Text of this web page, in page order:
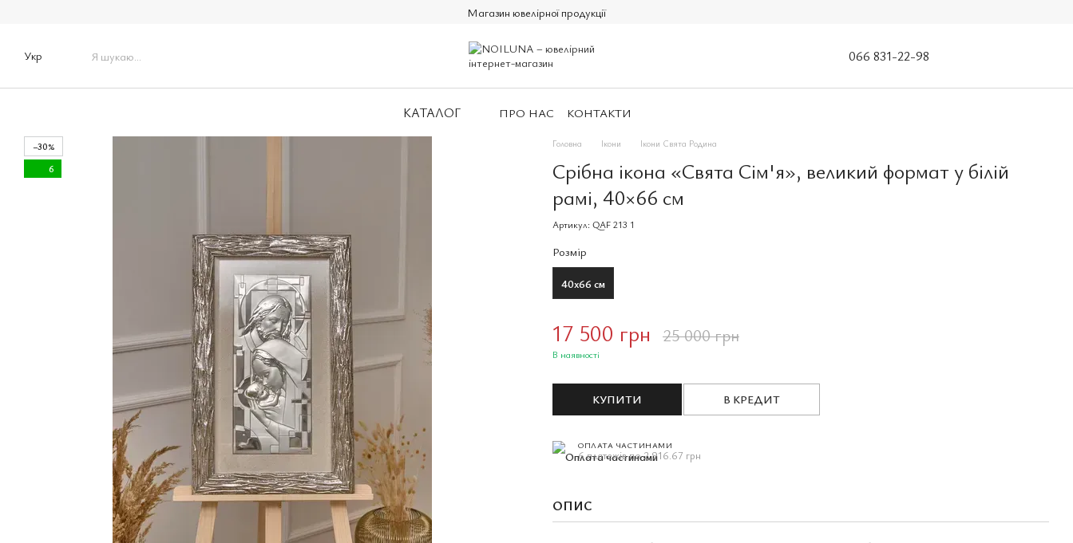
Магазин ювелірної продукції
Укр 066 831-22-98
КАТАЛОГ ПРО НАС КОНТАКТИ
−30%
6
Головна Ікони Ікони Свята Родина
Срібна ікона «Свята Сім'я», великий формат у білій
рамі, 40×66 см
Артикул: QAF 213 1
Розмір
40х66 см
17 500 грн 25 000 грн
В наявності
КУПИТИ В КРЕДИТ
ОПЛАТА ЧАСТИНАМИ
6 платежів по 2 916.67 грн
ОПИС